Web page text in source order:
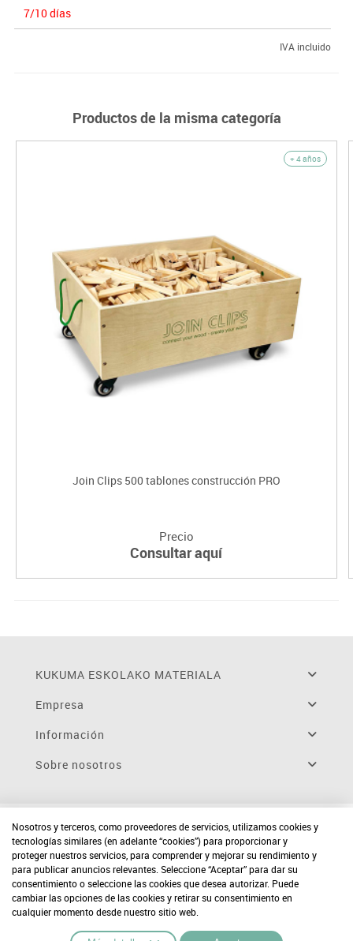
7/10 días
IVA incluido
Productos de la misma categoría
+ 4 años
Join Clips 500 tablones construcción PRO
Precio
Consultar aquí
KUKUMA ESKOLAKO MATERIALA
Empresa
Información
Sobre nosotros
Nosotros y terceros, como proveedores de servicios, utilizamos cookies y
tecnologías similares (en adelante “cookies”) para proporcionar y
proteger nuestros servicios, para comprender y mejorar su rendimiento y
para publicar anuncios relevantes. Seleccione “Aceptar” para dar su
consentimiento o seleccione las cookies que desea autorizar. Puede
cambiar las opciones de las cookies y retirar su consentimiento en
cualquier momento desde nuestro sitio web.